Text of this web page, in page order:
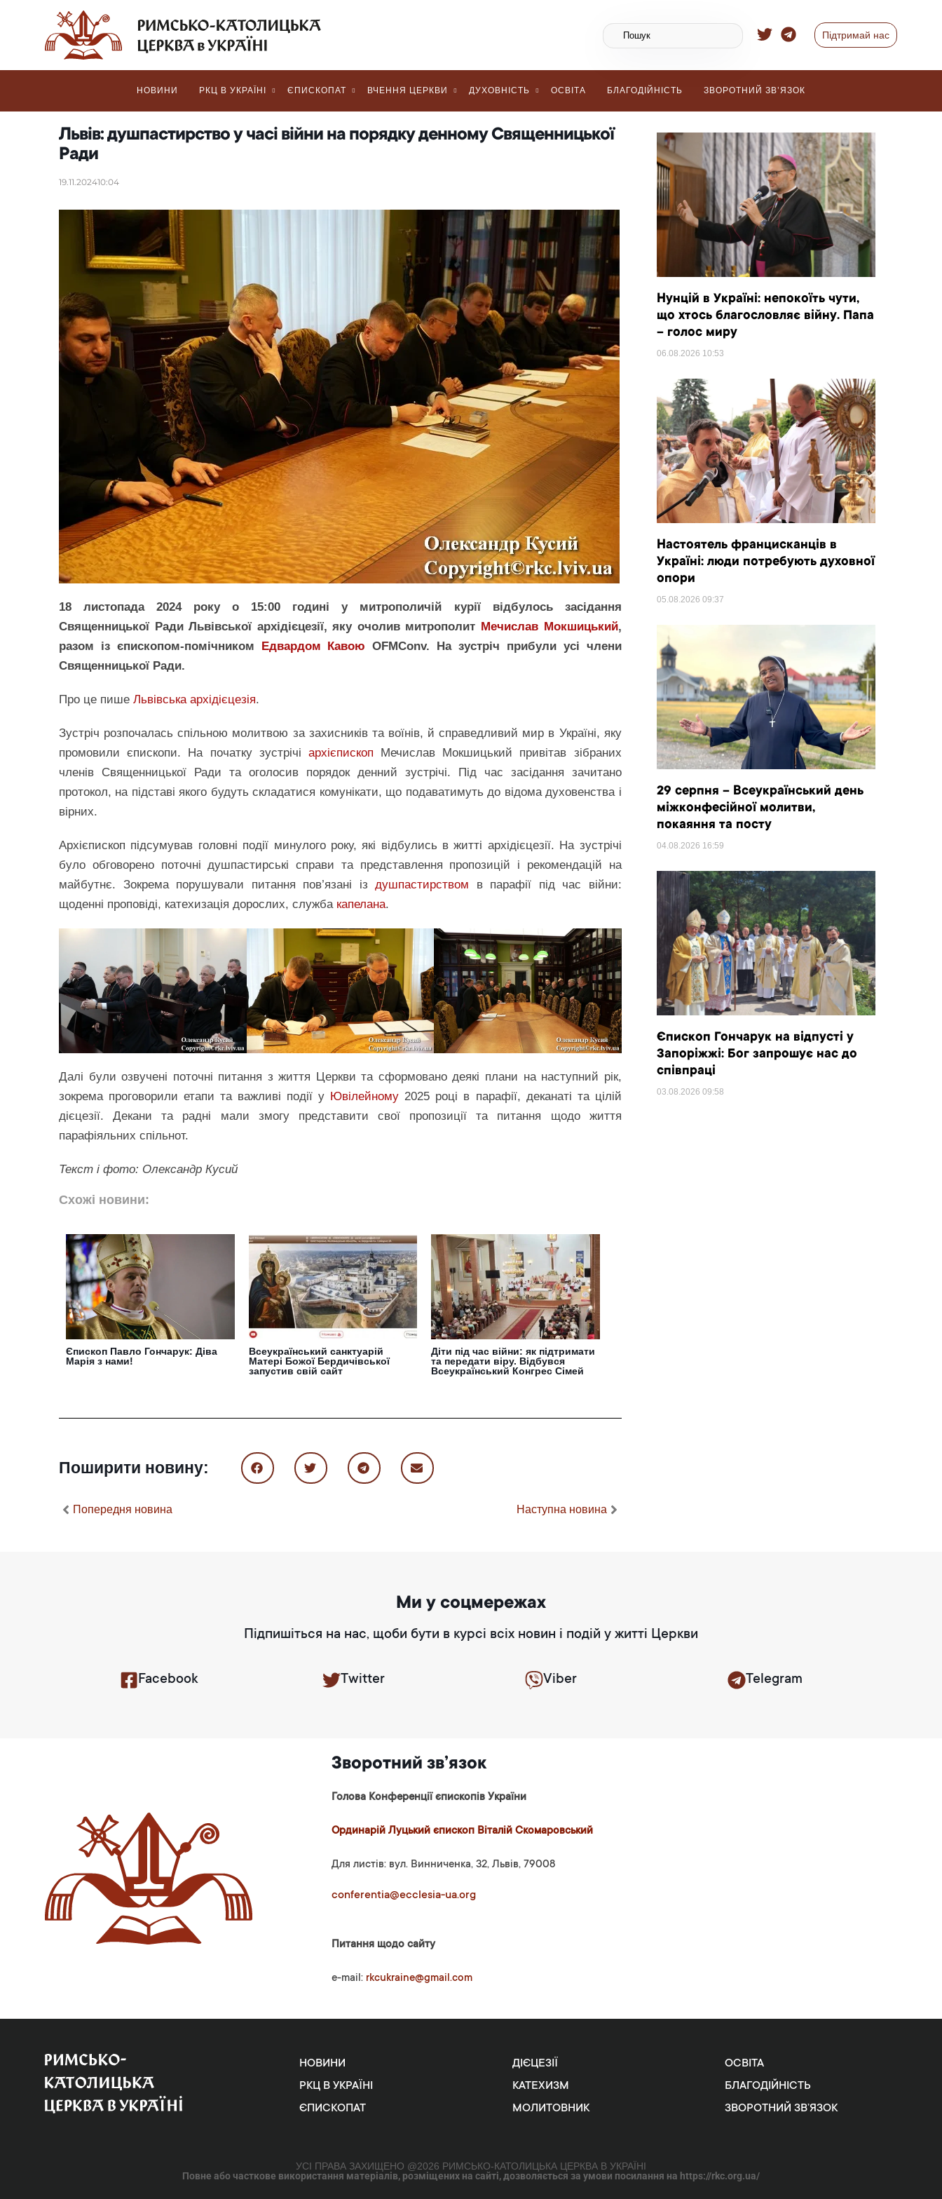
Підтримай нас
НОВИНИ РКЦ В УКРАЇНІ ЄПИСКОПАТ ВЧЕННЯ ЦЕРКВИ ДУХОВНІСТЬ ОСВІТА БЛАГОДІЙНІСТЬ ЗВОРОТНИЙ ЗВ’ЯЗОК
Львів: душпастирство у часі війни на порядку денному Священницької
Ради
19.11.202410:04
18 листопада 2024 року о 15:00 годині у митрополичій курії відбулось засідання
Священницької Ради Львівської архідієцезії, яку очолив митрополит Мечислав Мокшицький,
разом із єпископом-помічником Едвардом Кавою OFMConv. На зустріч прибули усі члени
Священницької Ради.
Про це пише Львівська архідієцезія.
Зустріч розпочалась спільною молитвою за захисників та воїнів, й справедливий мир в Україні, яку
промовили єпископи. На початку зустрічі архієпископ Мечислав Мокшицький привітав зібраних
членів Священницької Ради та оголосив порядок денний зустрічі. Під час засідання зачитано
протокол, на підставі якого будуть складатися комунікати, що подаватимуть до відома духовенства і
вірних.
Архієпископ підсумував головні події минулого року, які відбулись в житті архідієцезії. На зустрічі
було обговорено поточні душпастирські справи та представлення пропозицій і рекомендацій на
майбутнє. Зокрема порушували питання пов’язані іздушпастирством в парафії під час війни:
щоденні проповіді, катехизація дорослих, служба капелана.
Далі були озвучені поточні питання з життя Церкви та сформовано деякі плани на наступний рік,
зокрема проговорили етапи та важливі події у Ювілейному 2025 році в парафії, деканаті та цілій
дієцезії. Декани та радні мали змогу представити свої пропозиції та питання щодо життя
парафіяльних спільнот.
Текст і фото: Олександр Кусий
Схожі новини:
Єпископ Павло Гончарук: Діва
Марія з нами!
Всеукраїнський санктуарій
Матері Божої Бердичівської
запустив свій сайт
Діти під час війни: як підтримати
та передати віру. Відбувся
Всеукраїнський Конгрес Сімей
Поширити новину:
Попередня новина Наступна новина
Нунцій в Україні: непокоїть чути,
що хтось благословляє війну. Папа
– голос миру
06.08.2026 10:53
Настоятель францисканців в
Україні: люди потребують духовної
опори
05.08.2026 09:37
29 серпня – Всеукраїнський день
міжконфесійної молитви,
покаяння та посту
04.08.2026 16:59
Єпископ Гончарук на відпусті у
Запоріжжі: Бог запрошує нас до
співпраці
03.08.2026 09:58
Ми у соцмережах
Підпишіться на нас, щоби бути в курсі всіх новин і подій у житті Церкви
Facebook Twitter Viber Telegram
Зворотний зв’язок
Голова Конференції єпископів України
Ординарій Луцький єпископ Віталій Скомаровський
Для листів: вул. Винниченка, 32, Львів, 79008
conferentia@ecclesia-ua.org
Питання щодо сайту
e-mail: rkcukraine@gmail.com
НОВИНИ
РКЦ В УКРАЇНІ
ЄПИСКОПАТ
ДІЄЦЕЗІЇ
КАТЕХИЗМ
МОЛИТОВНИК
ОСВІТА
БЛАГОДІЙНІСТЬ
ЗВОРОТНИЙ ЗВ’ЯЗОК
УСІ ПРАВА ЗАХИЩЕНО @2026 РИМСЬКО-КАТОЛИЦЬКА ЦЕРКВА В УКРАЇНІ
Повне або часткове використання матеріалів, розміщених на сайті, дозволяється за умови посилання на https://rkc.org.ua/